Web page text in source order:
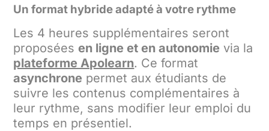
Un format hybride adapté à votre rythme
Les 4 heures supplémentaires seront
proposées en ligne et en autonomie via la
plateforme Apolearn. Ce format
asynchrone permet aux étudiants de
suivre les contenus complémentaires à
leur rythme, sans modifier leur emploi du
temps en présentiel.